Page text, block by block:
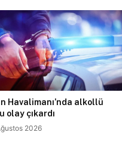
Havalimanı’nda alkollü
olay çıkardı
2026